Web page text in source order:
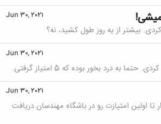
Jun 30, 2021
Jun 30, 2021
Jun 30, 2021
اولین امتیازت رو در باشگاه مهندسان دریافت